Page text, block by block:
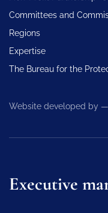
Committees and
Regions
Expertise
The Bureau for the
Website developed by —
Executive